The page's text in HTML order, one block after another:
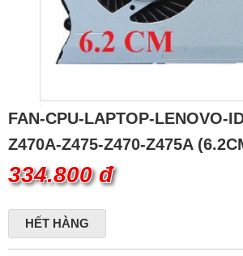
FAN-CPU-LAPTOP-LENOVO-
Z470A-Z475-Z470-Z475A
334.800 đ
HẾT HÀNG